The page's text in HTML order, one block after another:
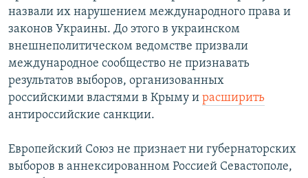
назвали их нарушением международного права и
законов Украины. До этого в украинском
внешнеполитическом ведомстве призвали
международное сообщество не признавать
результатов выборов, организованных
российскими властями в Крыму и расширить
антироссийские санкции.
Европейский Союз не признает ни губернаторских
выборов в аннексированном Россией Севастополе,